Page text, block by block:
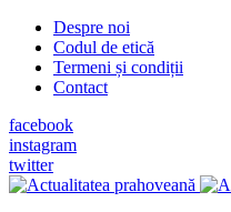
Despre noi
Codul de etică
Termeni și condiții
Contact
facebook
instagram
twitter